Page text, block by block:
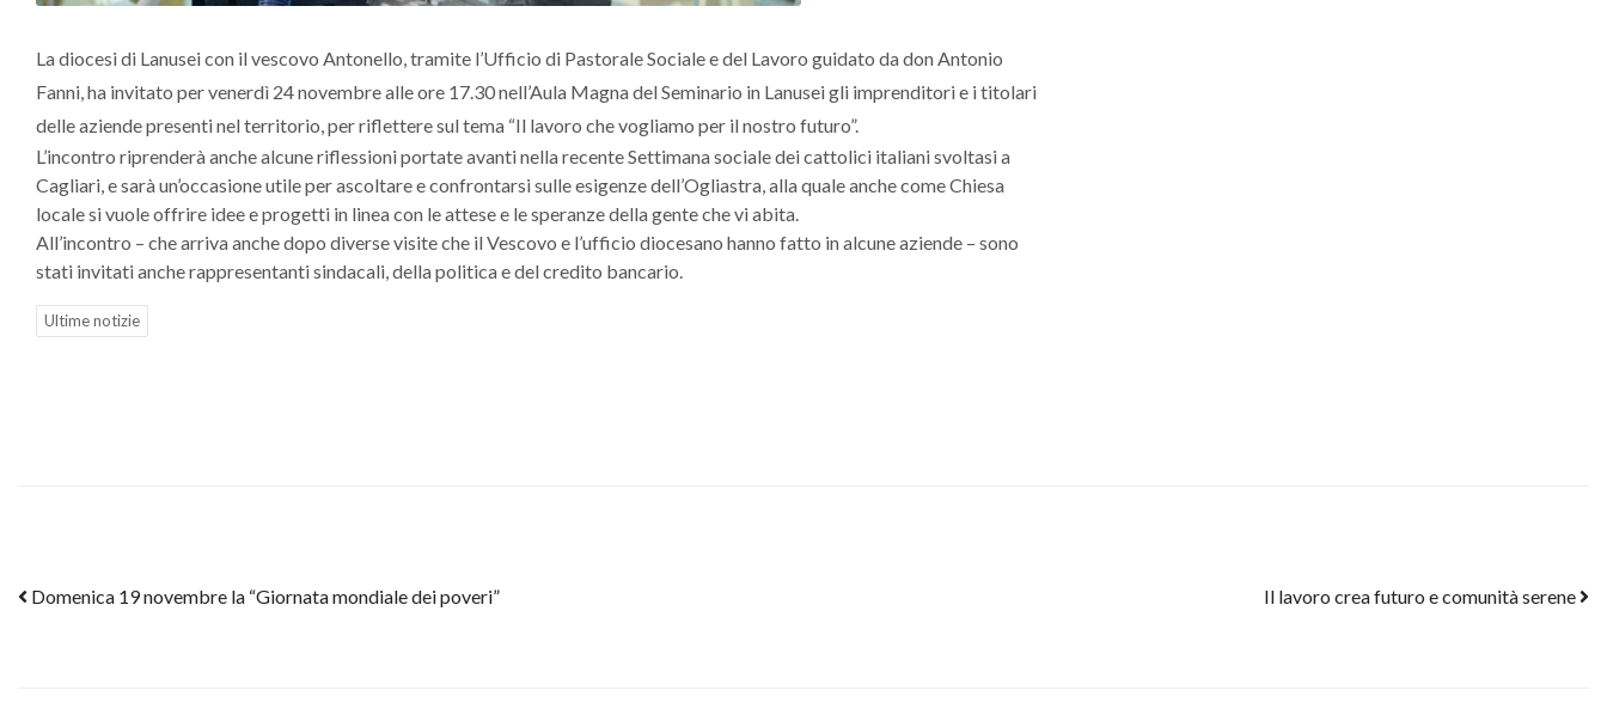
La diocesi di Lanusei con il vescovo Antonello, tramite l’Ufficio di Pastorale Sociale e del Lavoro guidato da don Antonio
Fanni, ha invitato per venerdì 24 novembre alle ore 17.30 nell’Aula Magna del Seminario in Lanusei gli imprenditori e i titolari
delle aziende presenti nel territorio, per riflettere sul tema “Il lavoro che vogliamo per il nostro futuro”.
L’incontro riprenderà anche alcune riflessioni portate avanti nella recente Settimana sociale dei cattolici italiani svoltasi a
Cagliari, e sarà un’occasione utile per ascoltare e confrontarsi sulle esigenze dell’Ogliastra, alla quale anche come Chiesa
locale si vuole offrire idee e progetti in linea con le attese e le speranze della gente che vi abita.
All’incontro – che arriva anche dopo diverse visite che il Vescovo e l’ufficio diocesano hanno fatto in alcune aziende – sono
stati invitati anche rappresentanti sindacali, della politica e del credito bancario.
Ultime notizie
Post navigation
Domenica 19 novembre la “Giornata mondiale dei poveri” Il lavoro crea futuro e comunità serene